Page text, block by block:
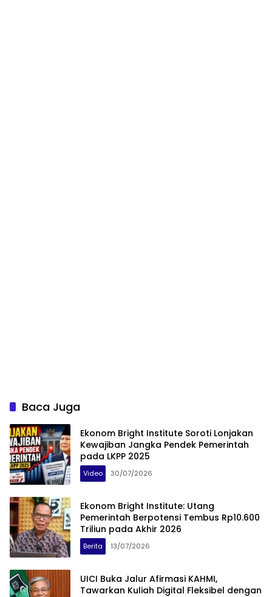
Baca Juga
Ekonom Bright Institute Soroti Lonjakan
Kewajiban Jangka Pendek Pemerintah
pada LKPP 2025
Video 30/07/2026
Ekonom Bright Institute: Utang
Pemerintah Berpotensi Tembus Rp10.600
Triliun pada Akhir 2026
Berita 13/07/2026
UICI Buka Jalur Afirmasi KAHMI,
Tawarkan Kuliah Digital Fleksibel dengan